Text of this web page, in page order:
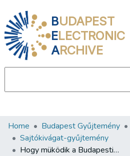
BUDAPEST
ELECTRONIC
ARCHIVE
Communities & Collections
All of DSpace
Home Budapest Gyűjtemény
Sajtókivágat-gyűjtemény
Hogy müködik a Budapesti Vámmentes Kikötő?